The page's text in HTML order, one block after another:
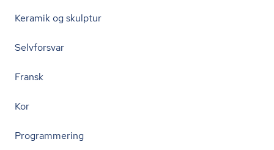
Keramik og skulptur
Selvforsvar
Fransk
Kor
Programmering